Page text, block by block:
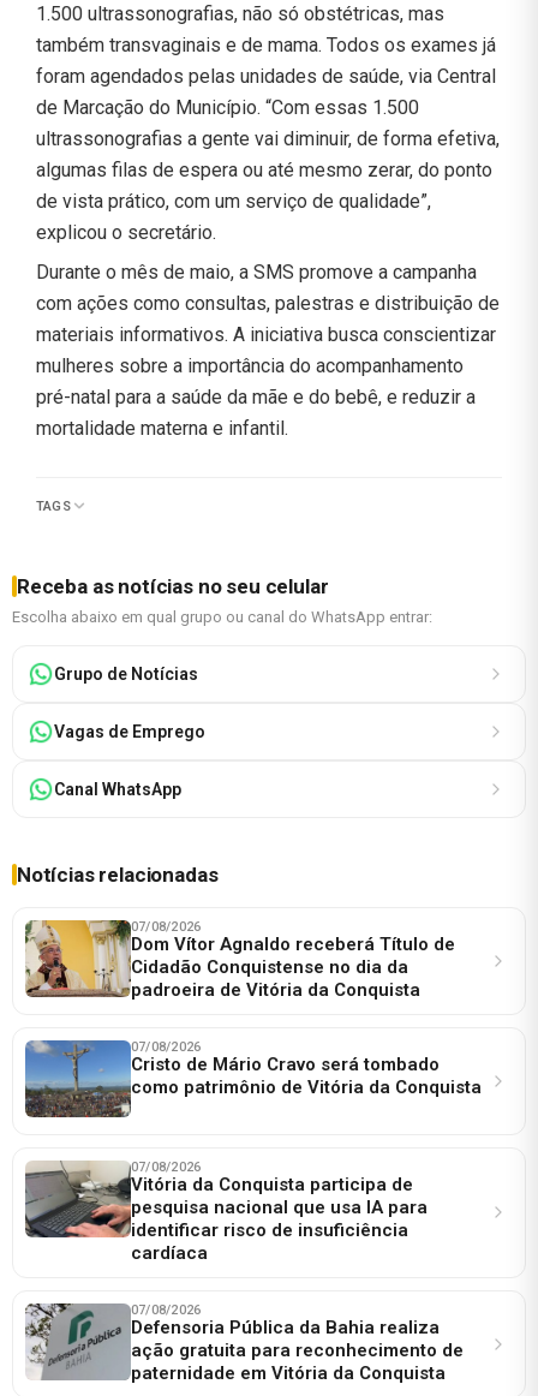
1.500 ultrassonografias, não só obstétricas, mas
também transvaginais e de mama. Todos os exames já
foram agendados pelas unidades de saúde, via Central
de Marcação do Município. “Com essas 1.500
ultrassonografias a gente vai diminuir, de forma efetiva,
algumas filas de espera ou até mesmo zerar, do ponto
de vista prático, com um serviço de qualidade”,
explicou o secretário.
Durante o mês de maio, a SMS promove a campanha
com ações como consultas, palestras e distribuição de
materiais informativos. A iniciativa busca conscientizar
mulheres sobre a importância do acompanhamento
pré-natal para a saúde da mãe e do bebê, e reduzir a
mortalidade materna e infantil.
TAGS
Receba as notícias no seu celular
Escolha abaixo em qual grupo ou canal do WhatsApp entrar:
Grupo de Notícias
Vagas de Emprego
Canal WhatsApp
Notícias relacionadas
07/08/2026
Dom Vítor Agnaldo receberá Título de
Cidadão Conquistense no dia da
padroeira de Vitória da Conquista
07/08/2026
Cristo de Mário Cravo será tombado
como patrimônio de Vitória da Conquista
07/08/2026
Vitória da Conquista participa de
pesquisa nacional que usa IA para
identificar risco de insuficiência
cardíaca
07/08/2026
Defensoria Pública da Bahia realiza
ação gratuita para reconhecimento de
paternidade em Vitória da Conquista